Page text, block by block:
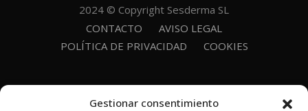
Gestionar consentimiento
2024 © Copyright Sesderma SL
CONTACTO
AVISO LEGAL
POLÍTICA DE PRIVACIDAD
COOKIES